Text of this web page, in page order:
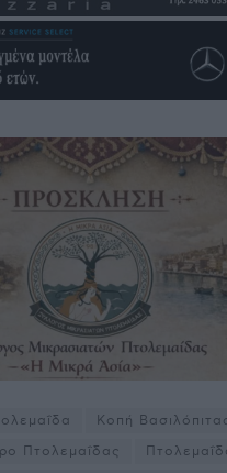
Κoπή
Πτολεμαΐδας